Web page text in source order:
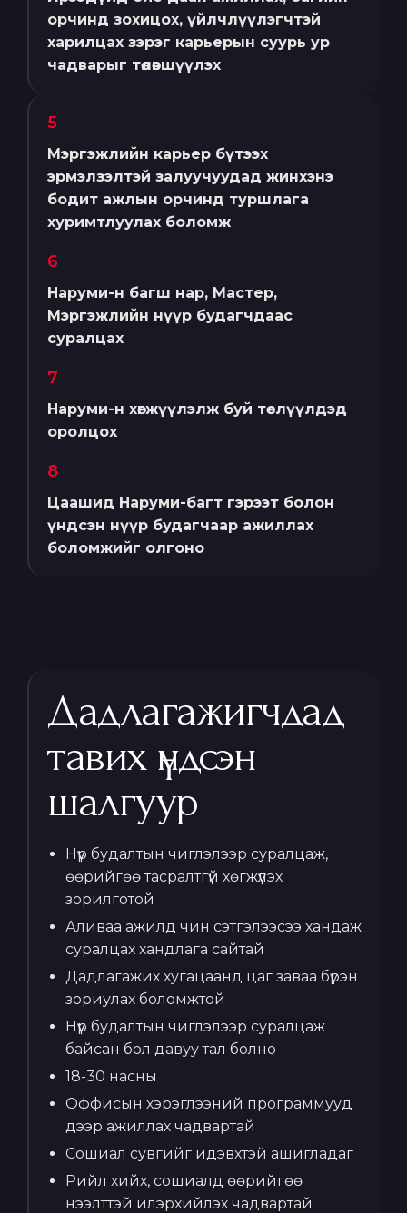
орчинд зохицох, үйлчлүүлэгчтэй
харилцах зэрэг карьерын суурь ур
чадварыг төлөвшүүлэх
5
Мэргэжлийн карьер бүтээх
эрмэлзэлтэй залуучуудад жинхэнэ
бодит ажлын орчинд туршлага
хуримтлуулах боломж
6
Наруми-н багш нар, Мастер,
Мэргэжлийн нүүр будагчдаас
суралцах
7
Наруми-н хөгжүүлэлж буй төслүүлдэд
оролцох
8
Цаашид Наруми-багт гэрээт болон
үндсэн нүүр будагчаар ажиллах
боломжийг олгоно
Дадлагажигчдад
тавих үндсэн
шалгуур
Нүүр будалтын чиглэлээр суралцаж,
өөрийгөө тасралтгүй хөгжүүлэх
зорилготой
Аливаа ажилд чин сэтгэлээсээ хандаж
суралцах хандлага сайтай
Дадлагажих хугацаанд цаг заваа бүрэн
зориулах боломжтой
Нүүр будалтын чиглэлээр суралцаж
байсан бол давуу тал болно
18-30 насны
Оффисын хэрэглээний программууд
дээр ажиллах чадвартай
Сошиал сувгийг идэвхтэй ашигладаг
Рийл хийх, сошиалд өөрийгөө
нээлттэй илэрхийлэх чадвартай